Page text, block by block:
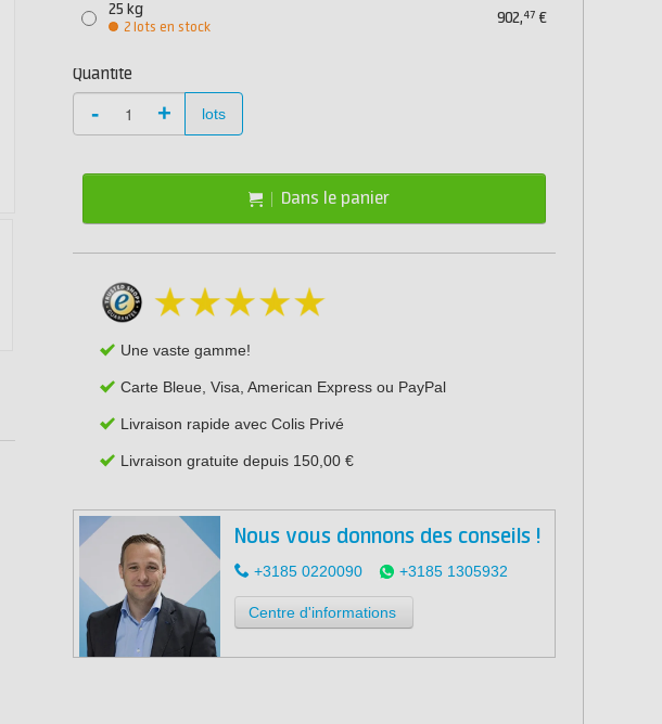
25 kg
2 lots en stock
902,47 €
Quantité
- + lots
Dans le panier
Une vaste gamme!
Carte Bleue, Visa, American Express ou PayPal
Livraison rapide avec Colis Privé
Livraison gratuite depuis 150,00 €
Nous vous donnons des conseils !
+3185 0220090 +3185 1305932
Centre d'informations